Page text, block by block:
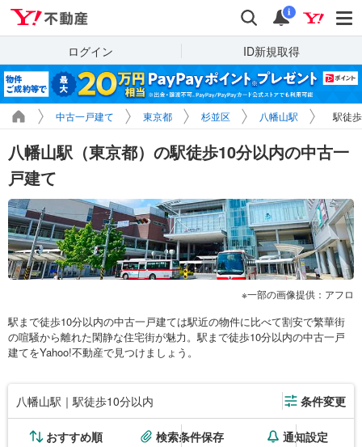
検索 通知
i
ログイン ID新規取得
中古一戸建て 東京都 杉並区 八幡山駅 駅徒
八幡山駅（東京都）の駅徒歩10分以内の中古一
戸建て
一部の画像提供：アフロ
駅まで徒歩10分以内の中古一戸建ては駅近の物件に比べて割安で繁華街
の喧騒から離れた閑静な住宅街が魅力。駅まで徒歩10分以内の中古一戸
建てをYahoo!不動産で見つけましょう。
八幡山駅｜駅徒歩10分以内 条件変更
おすすめ順 検索条件保存 通知設定